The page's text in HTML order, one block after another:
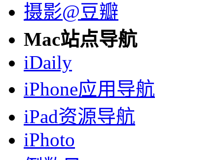
摄影@豆瓣
Mac站点导航
iDaily
iPhone应用导航
iPad资源导航
iPhoto